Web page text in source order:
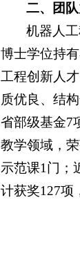
二、团
机器人
博士学位持
工程创新人
质优良、结
省部级基金7
教学领域，
示范课1门；
计获奖127项